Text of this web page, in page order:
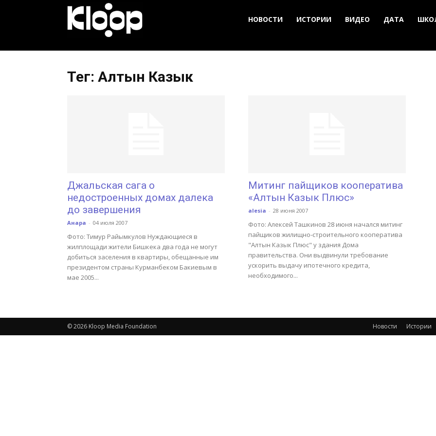
НОВОСТИ ИСТОРИИ ВИДЕО ДАТА
Тег: Алтын Казык
Джальская сага о
недостроенных домах далека
до завершения
Анара - 04 июля 2007
Фото: Тимур Райымкулов Нуждающиеся в
жилплощади жители Бишкека два года не могут
добиться заселения в квартиры, обещанные им
президентом страны Курманбеком Бакиевым в
мае 2005...
Митинг пайщиков кооператива
«Алтын Казык Плюс»
alesia - 28 июня 2007
Фото: Алексей Ташкинов 28 июня начался митинг
пайщиков жилищно-строительного кооператива
"Алтын Казык Плюс" у здания Дома
правительства. Они выдвинули требование
ускорить выдачу ипотечного кредита,
необходимого...
Новости Истории
© 2026 Kloop Media Foundation